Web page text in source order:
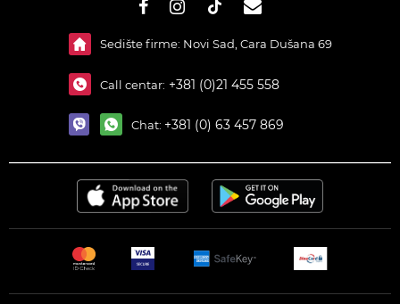
Sedište firme: Novi Sad, Cara Dušana 69
Call centar: +381 (0)21 455 558
Chat: +381 (0) 63 457 869